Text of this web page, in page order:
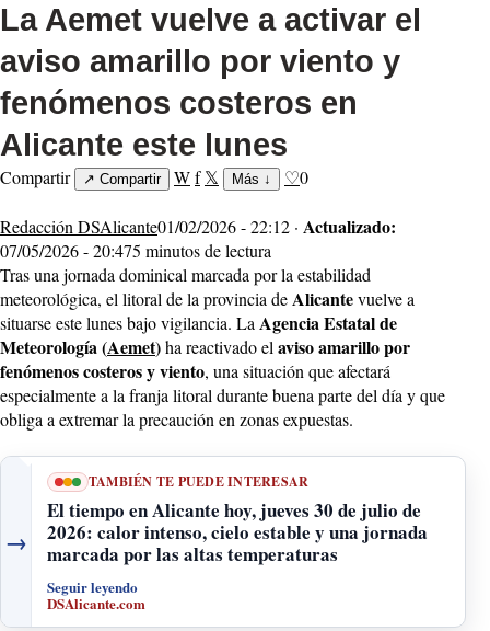
La Aemet vuelve a activar el
aviso amarillo por viento y
fenómenos costeros en
Alicante este lunes
Compartir ↗ Compartir Wf 𝕏 Más ↓ ♡0
Redacción DSAlicante01/02/2026 - 22:12 · Actualizado:
07/05/2026 - 20:475 minutos de lectura
Tras una jornada dominical marcada por la estabilidad
meteorológica, el litoral de la provincia deAlicantevuelve a
situarse este lunes bajo vigilancia. LaAgencia Estatal de
Meteorología(Aemet)ha reactivado elaviso amarillo por
fenómenos costeros y viento, una situación que afectará
especialmente a la franja litoral durante buena parte del día y que
obliga a extremar la precaución en zonas expuestas.
→
TAMBIÉN TE PUEDE INTERESAR
El tiempo en Alicante hoy, jueves 30 de julio de
2026: calor intenso, cielo estable y una jornada
marcada por las altas temperaturas
Seguir leyendo
DSAlicante.com